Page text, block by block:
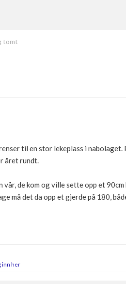
tomt
til en stor lekeplass i nabolaget.
året rundt.
de kom og ville sette opp et
må det da opp et gjerde på 180,
inn her